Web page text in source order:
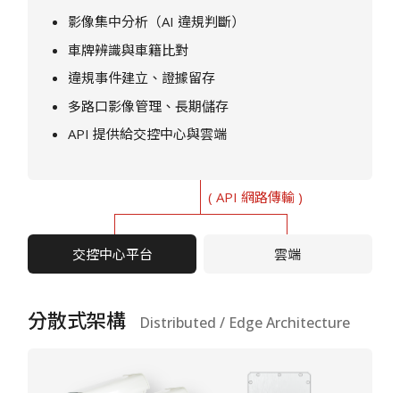
影像集中分析（AI 違規判斷）
車牌辨識與車籍比對
違規事件建立、證據留存
多路口影像管理、長期儲存
API 提供給交控中心與雲端
( API 網路傳輸 )
交控中心平台 雲端
分散式架構 Distributed / Edge Architecture